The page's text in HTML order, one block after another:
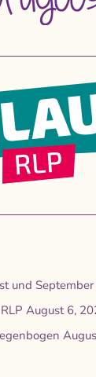
und September
August 6,